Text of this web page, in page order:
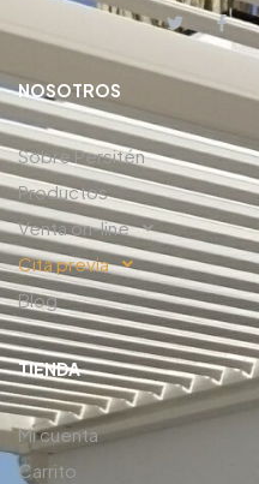
NOSOTROS
Sobre Persitén
Productos
Venta on-line
Cita previa
Blog
TIENDA
Mi cuenta
Carrito